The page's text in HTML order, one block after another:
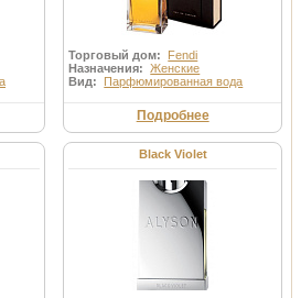
Торговый дом:
Fendi
Назначения:Женские
Вид:
Парфюмированная вода
Подробнее
Black Violet